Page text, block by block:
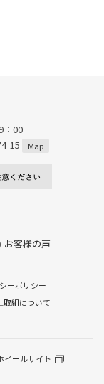
：00
15
Map
お客様の声
ーポリシー
取組について
イールサイト